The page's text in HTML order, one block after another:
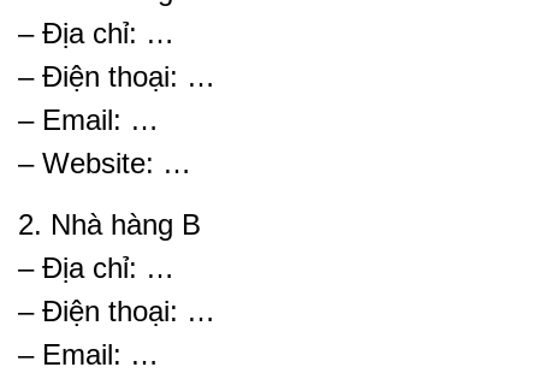
– Địa chỉ: …
– Điện thoại: …
– Email: …
– Website: …
2. Nhà hàng B
– Địa chỉ: …
– Điện thoại: …
– Email: …